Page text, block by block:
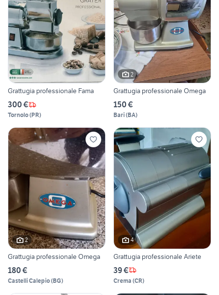
Grattugia professionale Fama
300 €
Tornolo(PR)
2
Grattugia professionale Omega
150 €
Bari(BA)
2
Grattugia professionale Omega
180 €
Castelli Calepio(BG)
4
Grattugia professionale Ariete
39 €
Crema (CR)